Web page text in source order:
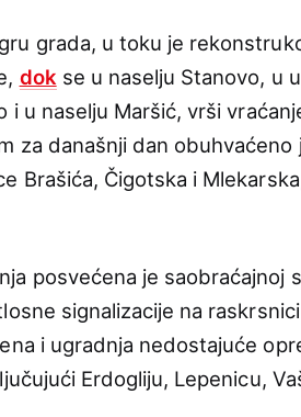
grada, u toku je
dok se u naselju Stanovo, u
i u naselju Maršić, vrši
za današnji dan
Brašića, Čigotska i
posvećena je saobraćajnoj
signalizacije na
i ugradnja nedostajuće
Erdogliju, Lepenicu,